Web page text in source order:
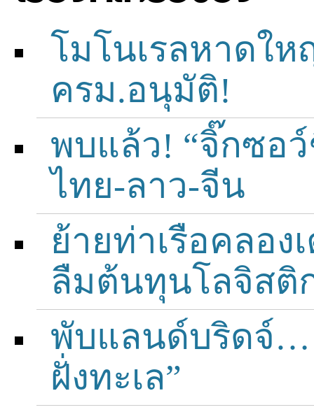
โมโนเรลหาดใ
ครม.อนุมัติ!
พบแล้ว! “จิ๊กซอ
ไทย-ลาว-จีน
ย้ายท่าเรือคลอ
ลืมต้นทุนโลจิสติ
พับแลนด์บริดจ์…
ฝั่งทะเล”